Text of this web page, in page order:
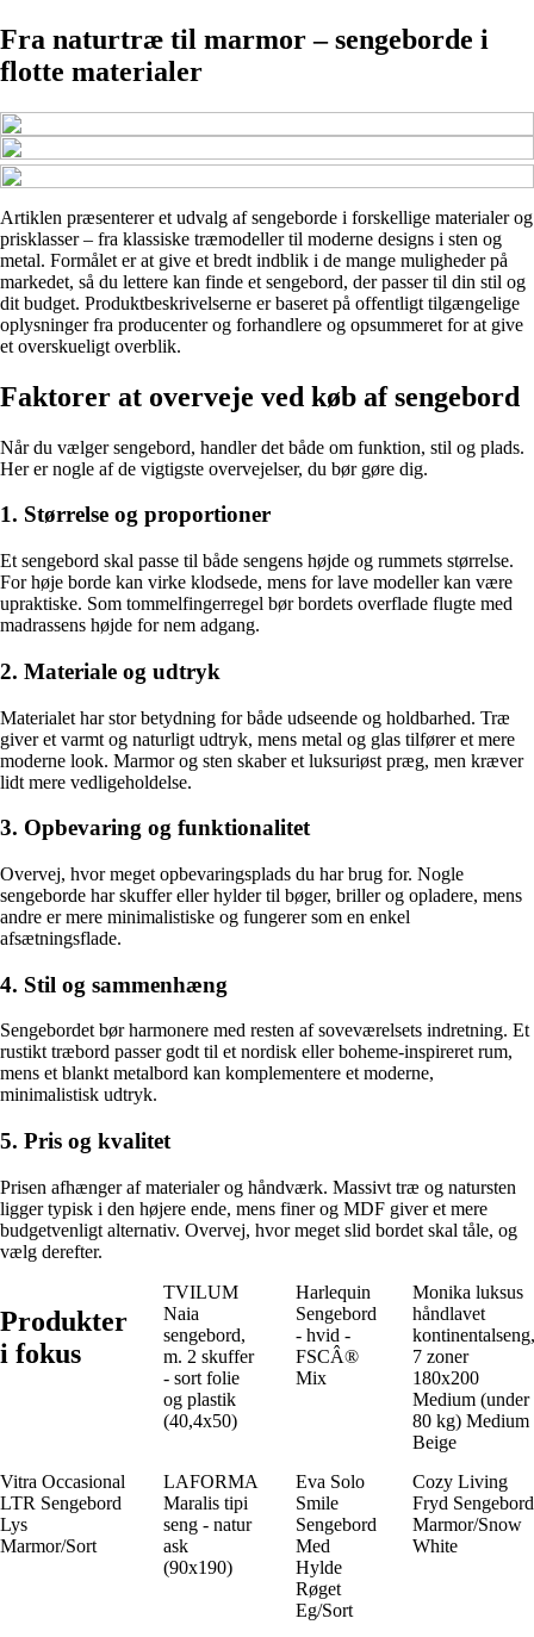
Fra naturtræ til marmor – sengeborde i
flotte materialer
Artiklen præsenterer et udvalg af sengeborde i forskellige materialer og
prisklasser – fra klassiske træmodeller til moderne designs i sten og
metal. Formålet er at give et bredt indblik i de mange muligheder på
markedet, så du lettere kan finde et sengebord, der passer til din stil og
dit budget. Produktbeskrivelserne er baseret på offentligt tilgængelige
oplysninger fra producenter og forhandlere og opsummeret for at give
et overskueligt overblik.
Faktorer at overveje ved køb af sengebord
Når du vælger sengebord, handler det både om funktion, stil og plads.
Her er nogle af de vigtigste overvejelser, du bør gøre dig.
1. Størrelse og proportioner
Et sengebord skal passe til både sengens højde og rummets størrelse.
For høje borde kan virke klodsede, mens for lave modeller kan være
upraktiske. Som tommelfingerregel bør bordets overflade flugte med
madrassens højde for nem adgang.
2. Materiale og udtryk
Materialet har stor betydning for både udseende og holdbarhed. Træ
giver et varmt og naturligt udtryk, mens metal og glas tilfører et mere
moderne look. Marmor og sten skaber et luksuriøst præg, men kræver
lidt mere vedligeholdelse.
3. Opbevaring og funktionalitet
Overvej, hvor meget opbevaringsplads du har brug for. Nogle
sengeborde har skuffer eller hylder til bøger, briller og opladere, mens
andre er mere minimalistiske og fungerer som en enkel
afsætningsflade.
4. Stil og sammenhæng
Sengebordet bør harmonere med resten af soveværelsets indretning. Et
rustikt træbord passer godt til et nordisk eller boheme-inspireret rum,
mens et blankt metalbord kan komplementere et moderne,
minimalistisk udtryk.
5. Pris og kvalitet
Prisen afhænger af materialer og håndværk. Massivt træ og natursten
ligger typisk i den højere ende, mens finer og MDF giver et mere
budgetvenligt alternativ. Overvej, hvor meget slid bordet skal tåle, og
vælg derefter.
Produkter
i fokus
TVILUM
Naia
sengebord,
m. 2 skuffer
- sort folie
og plastik
(40,4x50)
Harlequin
Sengebord
- hvid -
FSCÂ®
Mix
Monika luksus
håndlavet
kontinentalseng,
7 zoner
180x200
Medium (under
80 kg) Medium
Beige
Vitra Occasional
LTR Sengebord
Lys
Marmor/Sort
LAFORMA
Maralis tipi
seng - natur
ask
(90x190)
Eva Solo
Smile
Sengebord
Med
Hylde
Røget
Eg/Sort
Cozy Living
Fryd Sengebord
Marmor/Snow
White